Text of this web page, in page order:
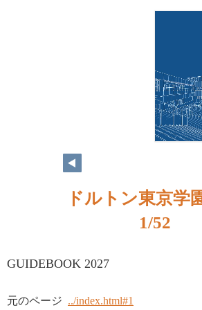
ドルトン東京学
1/52
GUIDEBOOK 2027
元のページ ../index.html#1